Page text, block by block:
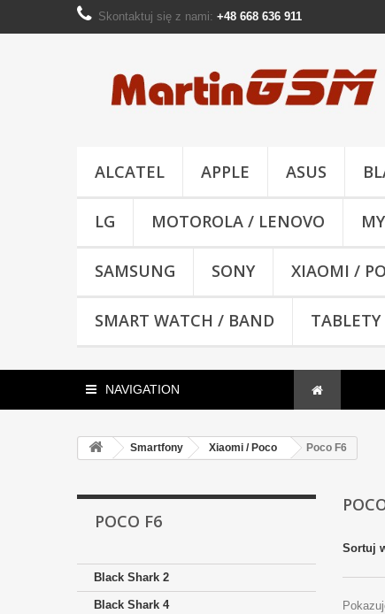
Skontaktuj się z nami: +48 668 636 911
ALCATEL APPLE ASUS
LG MOTOROLA / LENOVO
SAMSUNG SONY XIAOMI /
SMART WATCH / BAND TABLETY
NAVIGATION
Smartfony Xiaomi / Poco Poco F6
POCO F6
Black Shark 2
Black Shark 4
Sortuj